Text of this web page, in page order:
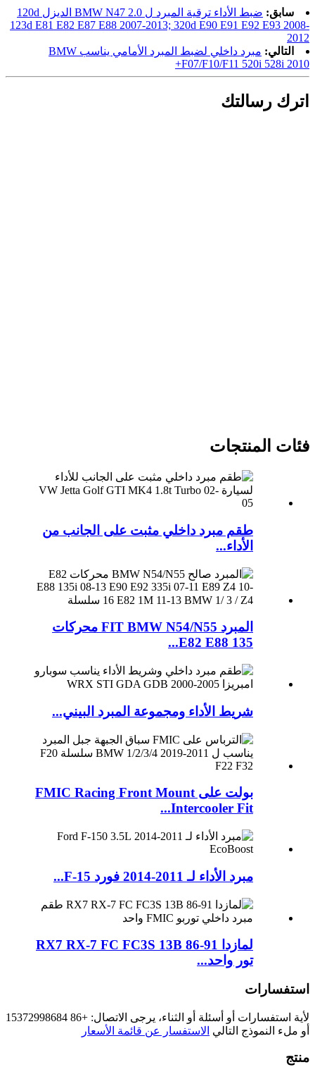
سابق:
ضبط الأداء ترقية المبرد ل BMW N47 2.0 الديزل 120d
123d E81 E82 E87 E88 2007-2013; 320d E90 E91 E92 E93 2008-
2012
التالي:
مبرد داخلي لضبط المبرد الأمامي يناسب BMW
F07/F10/F11 520i 528i 2010+
اترك رسالتك
فئات المنتجات
طقم مبرد داخلي مثبت على الجانب من
الأداء...
المبرد FIT BMW N54/N55 محركات
E82 E88 135...
شريط الأداء ومجموعة المبرد البيني...
بولت على FMIC Racing Front Mount
Intercooler Fit...
مبرد الأداء لـ 2011-2014 فورد F-15...
لمازدا RX7 RX-7 FC FC3S 13B 86-91
تور واحد...
استفسارات
لأية استفسارات أو أسئلة أو الثناء، يرجى الاتصال: +86 15372998684
أو ملء النموذج التالي الاستفسار عن قائمة الأسعار
منتج